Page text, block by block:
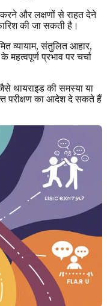
करने और लक्षणों से राहत देने
की जा सकती है।
व्यायाम, संतुलित आहार,
प्रभाव पर चर्चा
थायराइड की समस्या या
परीक्षण का आदेश दे सकते हैं